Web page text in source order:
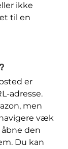
ikke
til en
er
adresse.
men
væk
åbne den
Du kan